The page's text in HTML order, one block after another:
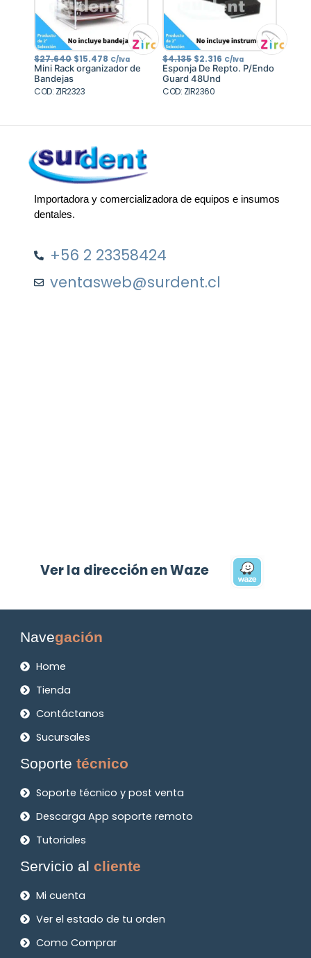
$27.640 El
precio
original
era:
$27.640.
$15.478 El
precio
actual
C/Iva
Mini Rack organizador de
Bandejas
COD: ZIR2323
$4.135 El
precio
original
era:
$4.135.
$2.316 El
precio
actual
C/Iva
Esponja De Repto. P/Endo
Guard 48Und
COD: ZIR2360
Importadora y comercializadora de equipos e insumos
dentales.
+56 2 23358424
ventasweb@surdent.cl
Ver la dirección en Waze
Navegación
Home
Tienda
Contáctanos
Sucursales
Soportetécnico
Soporte técnico y post venta
Descarga App soporte remoto
Tutoriales
Servicio alcliente
Mi cuenta
Ver el estado de tu orden
Como Comprar